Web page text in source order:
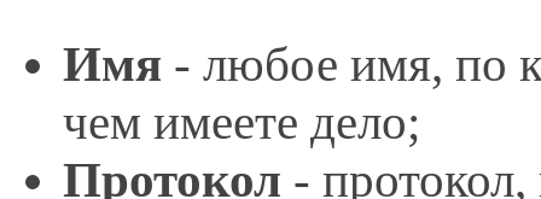
Имя - любое имя, по
чем имеете дело;
Протокол -